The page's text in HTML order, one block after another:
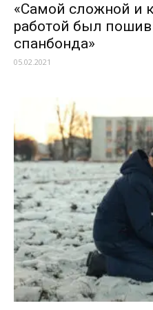
«Самой сложной и
работой был
спанбонда»
05.02.2021